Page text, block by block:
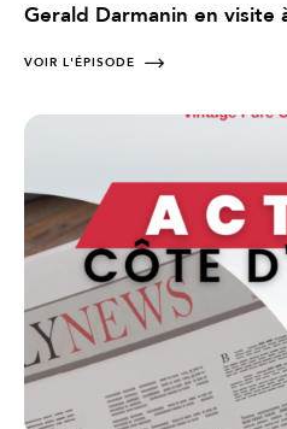
Gerald Darmanin en visite
VOIR L'ÉPISODE